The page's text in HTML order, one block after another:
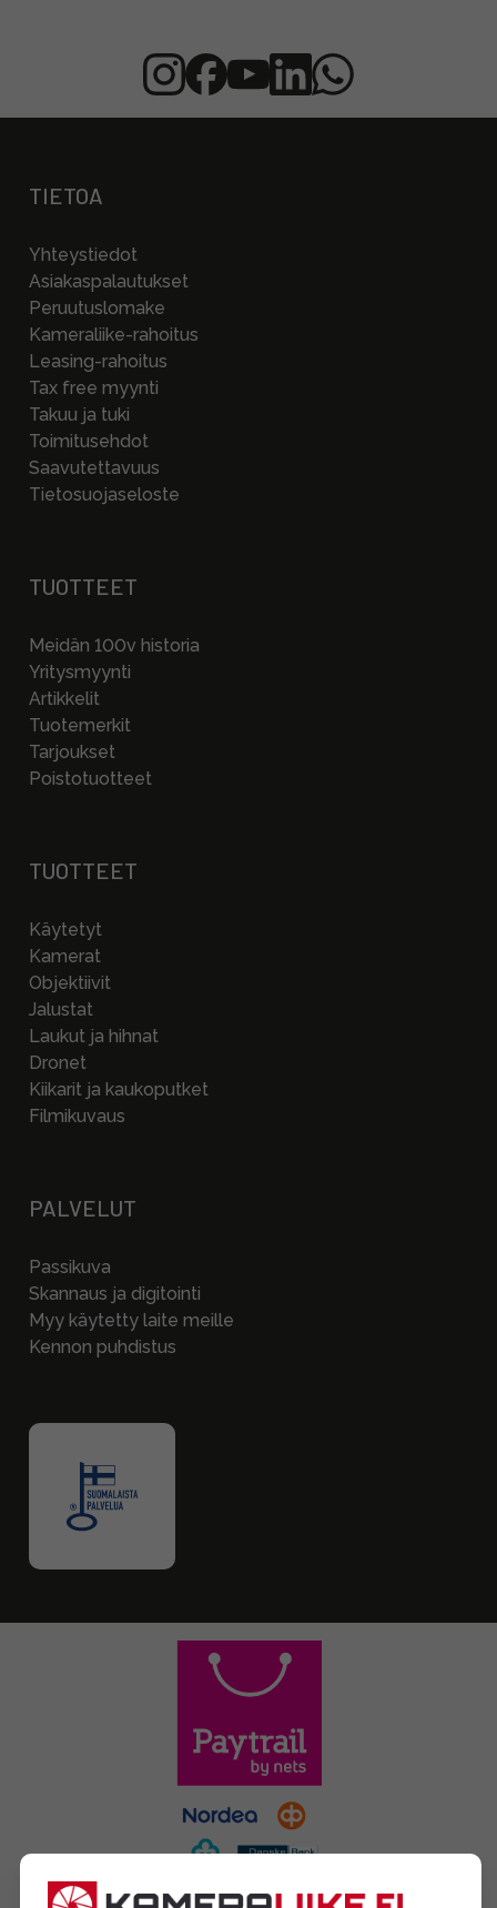
TIETOA
Yhteystiedot
Asiakaspalautukset
Peruutuslomake
Kameraliike-rahoitus
Leasing-rahoitus
Tax free myynti
Takuu ja tuki
Toimitusehdot
Saavutettavuus
Tietosuojaseloste
TUOTTEET
Meidän 100v historia
Yritysmyynti
Artikkelit
Tuotemerkit
Tarjoukset
Poistotuotteet
TUOTTEET
Käytetyt
Kamerat
Objektiivit
Jalustat
Laukut ja hihnat
Dronet
Kiikarit ja kaukoputket
Filmikuvaus
PALVELUT
Passikuva
Skannaus ja digitointi
Myy käytetty laite meille
Kennon puhdistus